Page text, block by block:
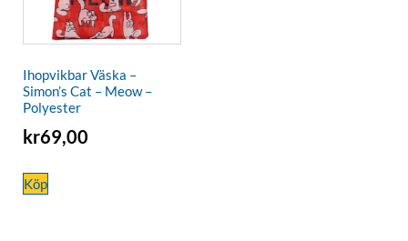
Ihopvikbar Väska –
Simon’s Cat – Meow –
Polyester
kr69,00
Köp